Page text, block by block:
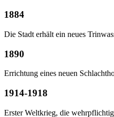
1884
Die Stadt erhält ein neues
1890
Errichtung eines neuen
1914-1918
Erster Weltkrieg, die